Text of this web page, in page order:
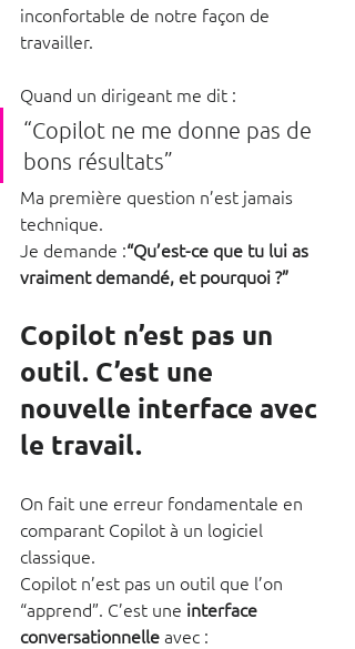
inconfortable de notre façon de
travailler.
Quand un dirigeant me dit :
“Copilot ne me donne pas de
bons résultats”
Ma première question n’est jamais
technique.
Je demande :“Qu’est-ce que tu lui as
vraiment demandé, et pourquoi ?”
Copilot n’est pas un
outil. C’est une
nouvelle interface avec
le travail.
On fait une erreur fondamentale en
comparant Copilot à un logiciel
classique.
Copilot n’est pas un outil que l’on
“apprend”. C’est une interface
conversationnelle avec :